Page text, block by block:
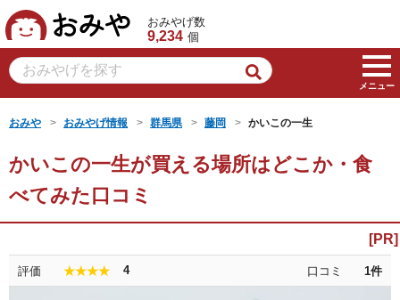
おみや
おみやげ数
9,234 個
メニュー
おみや おみやげ情報 群馬県 藤岡 かいこの一生
かいこの一生が買える場所はどこか・食
べてみた口コミ
評価 ★★★★★ 4 口コミ 1件